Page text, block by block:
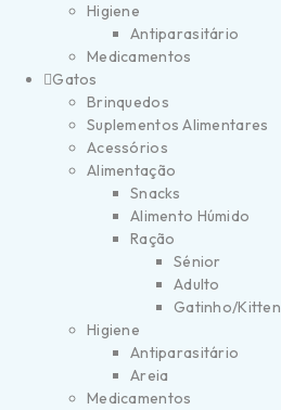
Higiene
Antiparasitário
Medicamentos
Gatos
Brinquedos
Suplementos Alimentares
Acessórios
Alimentação
Snacks
Alimento Húmido
Ração
Sénior
Adulto
Gatinho/Kitten
Higiene
Antiparasitário
Areia
Medicamentos